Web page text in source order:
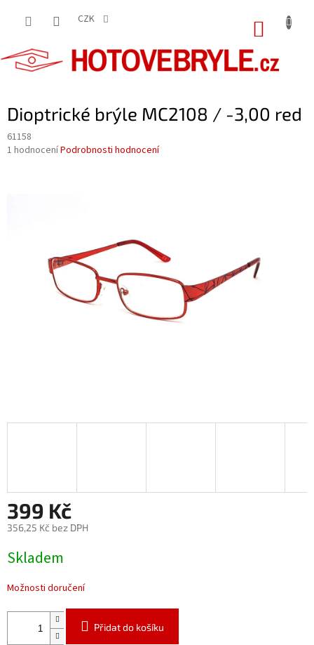
CZK
Dioptrické brýle MC2108 / -3,00 red
61158
Průměrné
1 hodnoceníPodrobnosti hodnocení
399 Kč
356,25 Kč bez DPH
cena:
Skladem
Možnosti doručení
Přidat do košíku